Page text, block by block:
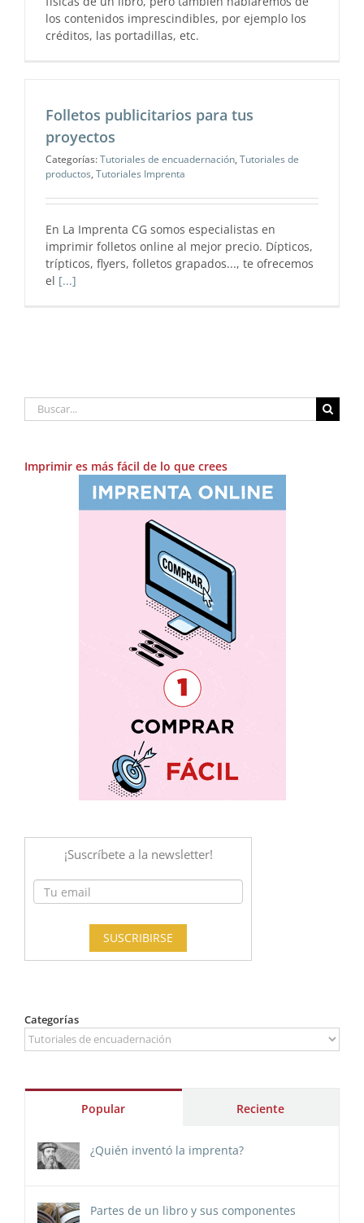
los contenidos imprescindibles, por ejemplo los
créditos, las portadillas, etc.
Folletos publicitarios para tus
proyectos
Categorías:Tutoriales de encuadernación, Tutoriales de
productos, Tutoriales Imprenta
En La Imprenta CG somos especialistas en
imprimir folletos online al mejor precio. Dípticos,
trípticos, flyers, folletos grapados..., te ofrecemos
el [...]
Buscar:
Imprimir es más fácil de lo que crees
Categorías
Categorías
Popular Reciente
¿Quién inventó la imprenta?
Partes de un libro y sus componentes